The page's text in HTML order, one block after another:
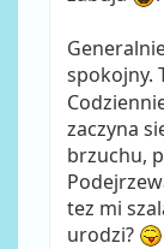
spokojny.
zaczyna
brzuchu,
tez mi
urodzi?